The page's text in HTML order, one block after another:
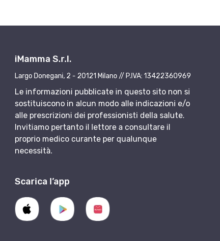
iMamma S.r.l.
Largo Donegani, 2 - 20121 Milano // P.IVA: 13422360969
Le informazioni pubblicate in questo sito non si
sostituiscono in alcun modo alle indicazioni e/o
alle prescrizioni dei professionisti della salute.
Invitiamo pertanto il lettore a consultare il
proprio medico curante per qualunque
necessità.
Scarica l’app